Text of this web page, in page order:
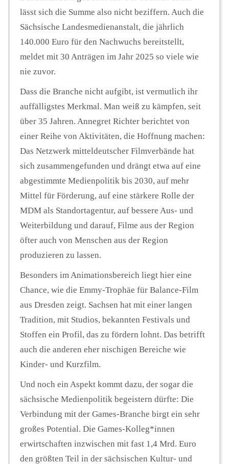
lässt sich die Summe also nicht beziffern. Auch die
Sächsische Landesmedienanstalt, die jährlich
140.000 Euro für den Nachwuchs bereitstellt,
meldet mit 30 Anträgen im Jahr 2025 so viele wie
nie zuvor.
Dass die Branche nicht aufgibt, ist vermutlich ihr
auffälligstes Merkmal. Man weiß zu kämpfen, seit
über 35 Jahren. Annegret Richter berichtet von
einer Reihe von Aktivitäten, die Hoffnung machen:
Das Netzwerk mitteldeutscher Filmverbände hat
sich zusammengefunden und drängt etwa auf eine
abgestimmte Medienpolitik bis 2030, auf mehr
Mittel für Förderung, auf eine stärkere Rolle der
MDM als Standortagentur, auf bessere Aus- und
Weiterbildung und darauf, Filme aus der Region
öfter auch von Menschen aus der Region
produzieren zu lassen.
Besonders im Animationsbereich liegt hier eine
Chance, wie die Emmy-Trophäe für Balance-Film
aus Dresden zeigt. Sachsen hat mit einer langen
Tradition, mit Studios, bekannten Festivals und
Stoffen ein Profil, das zu fördern lohnt. Das betrifft
auch die anderen eher nischigen Bereiche wie
Kinder- und Kurzfilm.
Und noch ein Aspekt kommt dazu, der sogar die
sächsische Medienpolitik begeistern dürfte: Die
Verbindung mit der Games-Branche birgt ein sehr
großes Potential. Die Games-Kolleg*innen
erwirtschaften inzwischen mit fast 1,4 Mrd. Euro
den größten Teil in der sächsischen Kultur- und